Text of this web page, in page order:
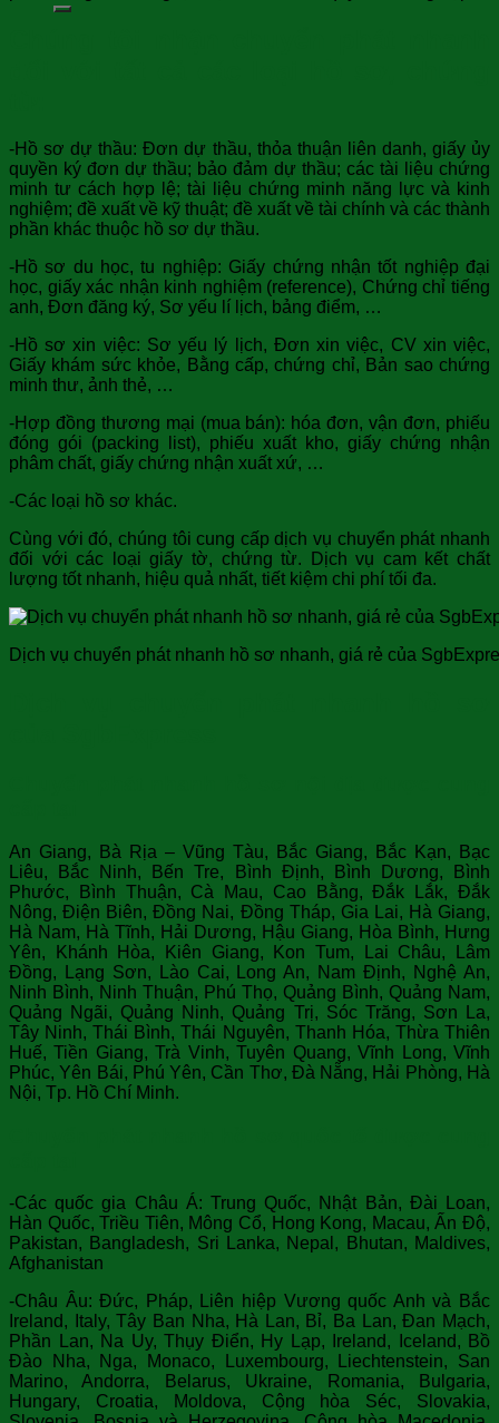
-Hồ sơ dự thầu: Đơn dự thầu, thỏa thuận liên danh, giấy ủy
quyền ký đơn dự thầu; bảo đảm dự thầu; các tài liệu chứng
minh tư cách hợp lệ; tài liệu chứng minh năng lực và kinh
nghiệm; đề xuất về kỹ thuật; đề xuất về tài chính và các thành
phần khác thuộc hồ sơ dự thầu.
-Hồ sơ du học, tu nghiệp: Giấy chứng nhận tốt nghiệp đại
học, giấy xác nhận kinh nghiệm (reference), Chứng chỉ tiếng
anh, Đơn đăng ký, Sơ yếu lí lịch, bảng điểm, …
-Hồ sơ xin việc: Sơ yếu lý lịch, Đơn xin việc, CV xin việc,
Giấy khám sức khỏe, Bằng cấp, chứng chỉ, Bản sao chứng
minh thư, ảnh thẻ, …
-Hợp đồng thương mại (mua bán): hóa đơn, vận đơn, phiếu
đóng gói (packing list), phiếu xuất kho, giấy chứng nhận
phâm chất, giấy chứng nhận xuất xứ, …
-Các loại hồ sơ khác.
Cùng với đó, chúng tôi cung cấp dịch vụ chuyển phát nhanh
đối với các loại giấy tờ, chứng từ. Dịch vụ cam kết chất
lượng tốt nhanh, hiệu quả nhất, tiết kiệm chi phí tối đa.
Dịch vụ chuyển phát nhanh hồ sơ nhanh, giá rẻ của
An Giang, Bà Rịa – Vũng Tàu, Bắc Giang, Bắc Kạn, Bạc
Liêu, Bắc Ninh, Bến Tre, Bình Định, Bình Dương, Bình
Phước, Bình Thuận, Cà Mau, Cao Bằng, Đắk Lắk, Đắk
Nông, Điện Biên, Đồng Nai, Đồng Tháp, Gia Lai, Hà Giang,
Hà Nam, Hà Tĩnh, Hải Dương, Hậu Giang, Hòa Bình, Hưng
Yên, Khánh Hòa, Kiên Giang, Kon Tum, Lai Châu, Lâm
Đồng, Lạng Sơn, Lào Cai, Long An, Nam Định, Nghệ An,
Ninh Bình, Ninh Thuận, Phú Thọ, Quảng Bình, Quảng Nam,
Quảng Ngãi, Quảng Ninh, Quảng Trị, Sóc Trăng, Sơn La,
Tây Ninh, Thái Bình, Thái Nguyên, Thanh Hóa, Thừa Thiên
Huế, Tiền Giang, Trà Vinh, Tuyên Quang, Vĩnh Long, Vĩnh
Phúc, Yên Bái, Phú Yên, Cần Thơ, Đà Nẵng, Hải Phòng, Hà
Nội, Tp. Hồ Chí Minh.
-Các quốc gia Châu Á: Trung Quốc, Nhật Bản, Đài Loan,
Hàn Quốc, Triều Tiên, Mông Cổ, Hong Kong, Macau, Ấn Độ,
Pakistan, Bangladesh, Sri Lanka, Nepal, Bhutan, Maldives,
Afghanistan
-Châu Âu: Đức, Pháp, Liên hiệp Vương quốc Anh và Bắc
Ireland, Italy, Tây Ban Nha, Hà Lan, Bỉ, Ba Lan, Đan Mạch,
Phần Lan, Na Uy, Thụy Điển, Hy Lạp, Ireland, Iceland, Bồ
Đào Nha, Nga, Monaco, Luxembourg, Liechtenstein, San
Marino, Andorra, Belarus, Ukraine, Romania, Bulgaria,
Hungary, Croatia, Moldova, Cộng hòa Séc, Slovakia,